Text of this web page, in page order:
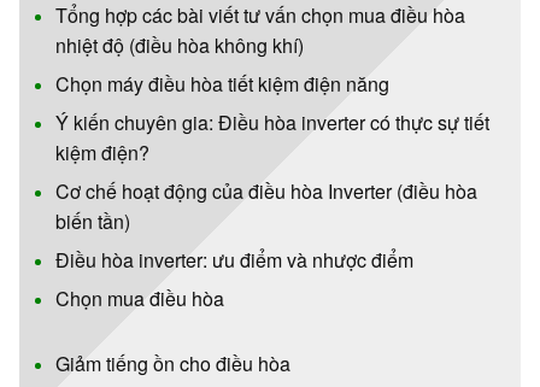
Tổng hợp các bài viết tư vấn chọn mua điều hòa
nhiệt độ (điều hòa không khí)
Chọn máy điều hòa tiết kiệm điện năng
Ý kiến chuyên gia: Điều hòa inverter có thực sự tiết
kiệm điện?
Cơ chế hoạt động của điều hòa Inverter (điều hòa
biến tần)
Điều hòa inverter: ưu điểm và nhược điểm
Chọn mua điều hòa
Giảm tiếng ồn cho điều hòa